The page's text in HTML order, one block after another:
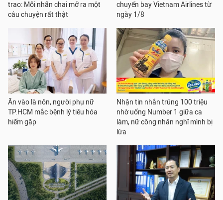
trao: Mỗi nhãn chai mở ra một
câu chuyện rất thật
chuyến bay Vietnam Airlines từ
ngày 1/8
Ăn vào là nôn, người phụ nữ
TP.HCM mắc bệnh lý tiêu hóa
hiếm gặp
Nhận tin nhắn trúng 100 triệu
nhờ uống Number 1 giữa ca
làm, nữ công nhân nghĩ mình bị
lừa